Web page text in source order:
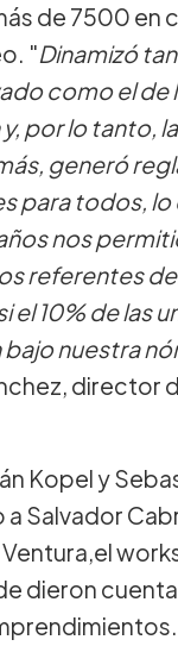
de 7500 en
"Dinamizó
como el de
por lo tanto,
generó
para todos, lo
nos
referentes
el 10% de las
bajo nuestra
director
Kopel y
Salvador
dieron